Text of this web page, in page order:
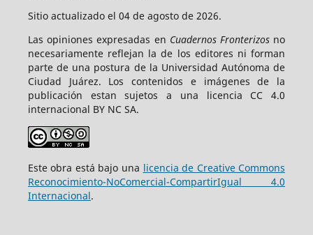
Sitio actualizado el 04 de agosto de 2026.
Las opiniones expresadas en Cuadernos Fronterizosno
necesariamente reflejan la de los editores ni forman
parte de una postura de la Universidad Autónoma de
Ciudad Juárez. Los contenidos e imágenes de la
publicación estan sujetos a una licencia CC 4.0
internacional BY NC SA.
Este obra está bajo una licencia de Creative Commons
Reconocimiento-NoComercial-CompartirIgual 4.0
Internacional.